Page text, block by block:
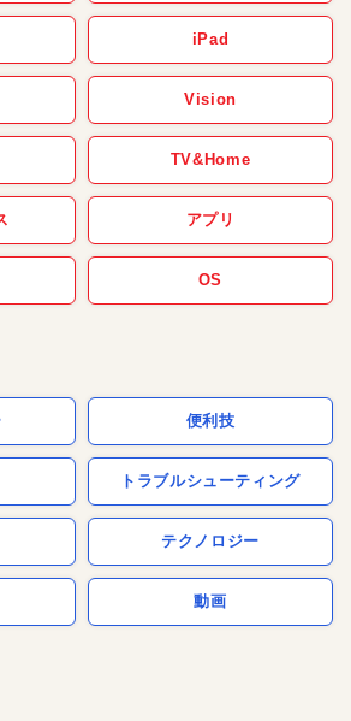
iPad
Vision
TV&Home
アプリ
OS
便利技
トラブルシューティング
テクノロジー
動画